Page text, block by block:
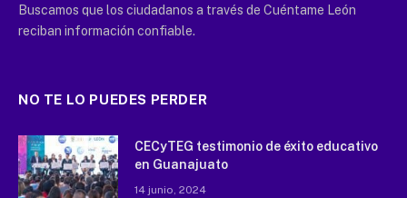
Buscamos que los ciudadanos a través de Cuéntame León
reciban información confiable.
NO TE LO PUEDES PERDER
CECyTEG testimonio de éxito educativo
en Guanajuato
14 junio, 2024